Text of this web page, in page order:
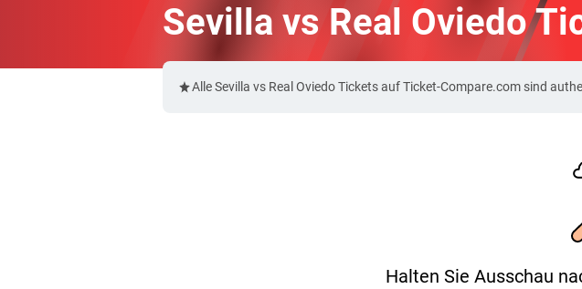
Sevilla vs Real Oviedo
Alle Sevilla vs Real Oviedo Tickets auf Ticket-Compare.com sind
Halten Sie Ausschau